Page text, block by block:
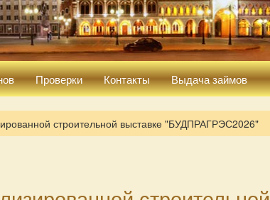
Проверки Контакты Выдача займов
строительной выставке "БУДПРАГРЭС2026"